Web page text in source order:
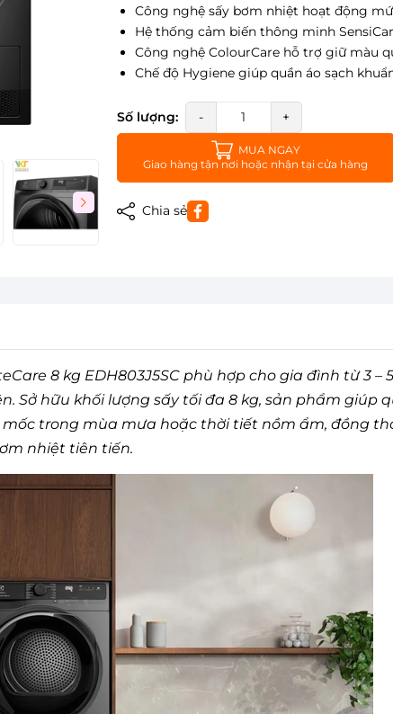
Công nghệ sấy bơm nhiệt hoạt động
Hệ thống cảm biến thông minh
Công nghệ ColourCare hỗ trợ giữ màu
Chế độ Hygiene giúp quần áo sạch
Số lượng: - +
MUA NGAY
Giao hàng tận nơi hoặc nhận tại cửa hàng
Chia sẻ
8 kg EDH803J5SC phù hợp cho gia đình từ 3 –
Sở hữu khối lượng sấy tối đa 8 kg, sản phẩm giúp
trong mùa mưa hoặc thời tiết nồm ẩm, đồng
nhiệt tiên tiến.